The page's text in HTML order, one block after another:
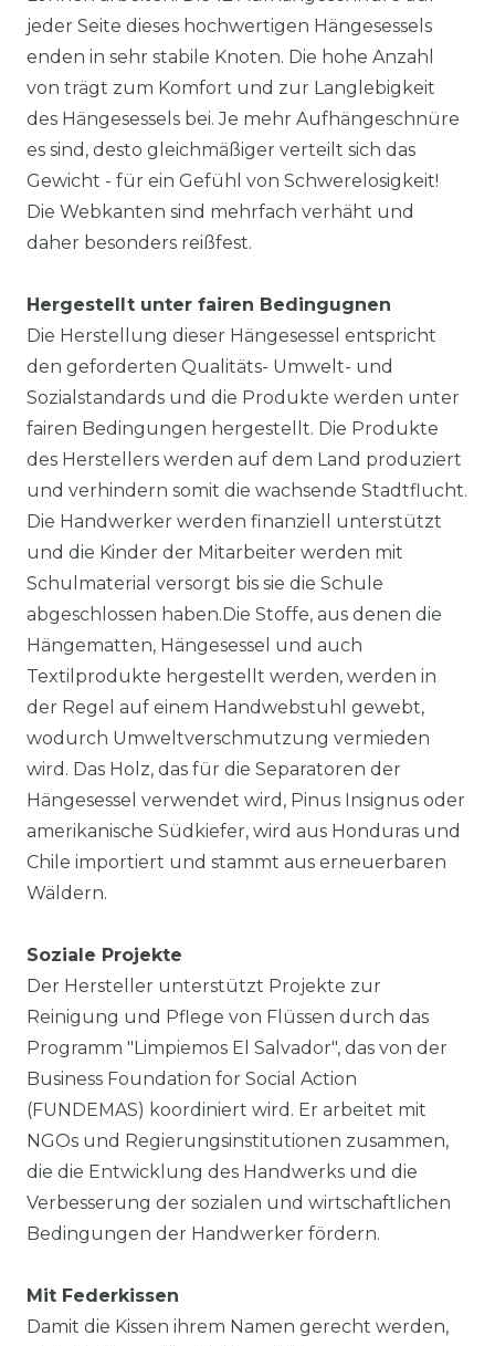
jeder Seite dieses hochwertigen Hängesessels
enden in sehr stabile Knoten. Die hohe Anzahl
von trägt zum Komfort und zur Langlebigkeit
des Hängesessels bei. Je mehr Aufhängeschnüre
es sind, desto gleichmäßiger verteilt sich das
Gewicht - für ein Gefühl von Schwerelosigkeit!
Die Webkanten sind mehrfach verhäht und
daher besonders reißfest.
Hergestellt unter fairen Bedingugnen
Die Herstellung dieser Hängesessel entspricht
den geforderten Qualitäts- Umwelt- und
Sozialstandards und die Produkte werden unter
fairen Bedingungen hergestellt. Die Produkte
des Herstellers werden auf dem Land produziert
und verhindern somit die wachsende Stadtflucht.
Die Handwerker werden finanziell unterstützt
und die Kinder der Mitarbeiter werden mit
Schulmaterial versorgt bis sie die Schule
abgeschlossen haben.Die Stoffe, aus denen die
Hängematten, Hängesessel und auch
Textilprodukte hergestellt werden, werden in
der Regel auf einem Handwebstuhl gewebt,
wodurch Umweltverschmutzung vermieden
wird. Das Holz, das für die Separatoren der
Hängesessel verwendet wird, Pinus Insignus oder
amerikanische Südkiefer, wird aus Honduras und
Chile importiert und stammt aus erneuerbaren
Wäldern.
Soziale Projekte
Der Hersteller unterstützt Projekte zur
Reinigung und Pflege von Flüssen durch das
Programm "Limpiemos El Salvador", das von der
Business Foundation for Social Action
(FUNDEMAS) koordiniert wird. Er arbeitet mit
NGOs und Regierungsinstitutionen zusammen,
die die Entwicklung des Handwerks und die
Verbesserung der sozialen und wirtschaftlichen
Bedingungen der Handwerker fördern.
Mit Federkissen
Damit die Kissen ihrem Namen gerecht werden,